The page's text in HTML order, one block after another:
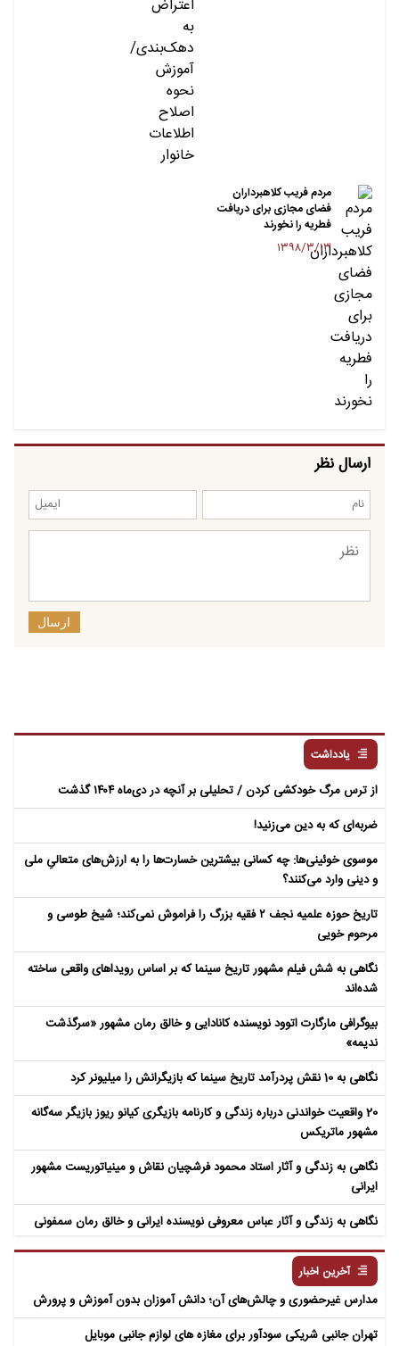
مردم فریب کلاهبرداران
فضای مجازی برای دریافت
فطریه را نخورند
۱۳۹۸/۳/۱۳
ارسال نظر
ارسال
یادداشت
از ترس مرگ خودکشی کردن / تحلیلی بر آنچه در دی‌ماه ۱۴۰۴ گذشت
ضربه‌ای که به دین می‌زنید!
موسوی خوئینی‌ها: چه کسانی بیشترین خسارت‌ها را به ارزش‌های متعالیِ ملی
و دینی وارد می‌کنند؟
تاریخ حوزه علمیه نجف ۲ فقیه بزرگ را فراموش نمی‌کند؛ شیخ طوسی و
مرحوم خویی
نگاهی به شش فیلم مشهور تاریخ سینما که بر اساس رویداهای واقعی ساخته
شده‌اند
بیوگرافی مارگارت اتوود نویسنده کانادایی و خالق رمان مشهور «سرگذشت
ندیمه»
نگاهی به 10 نقش پردرآمد تاریخ سینما که بازیگرانش را میلیونر کرد
20 واقعیت خواندنی درباره زندگی و کارنامه بازیگری کیانو ریوز بازیگر سه‌گانه
مشهور ماتریکس
نگاهی به زندگی و آثار استاد محمود فرشچیان نقاش و مینیاتوریست مشهور
ایرانی
نگاهی به زندگی و آثار عباس معروفی نویسنده ایرانی و خالق رمان سمفونی
آخرین اخبار
مدارس غیرحضوری و چالش‌های آن؛ دانش آموزان بدون آموزش و پرورش
تهران جانبی شریکی سودآور برای مغازه های لوازم جانبی موبایل